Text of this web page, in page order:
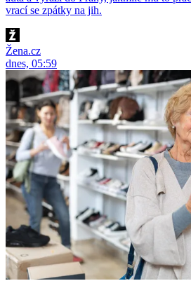
vrací se zpátky na jih.
Žena.cz
dnes, 05:59